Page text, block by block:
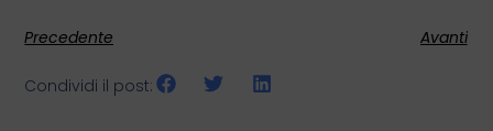
Precedente Avanti
Condividi il post: